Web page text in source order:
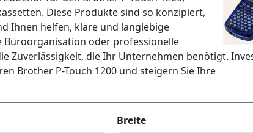
Diese Produkte sind so konzipiert,
Ihnen helfen, klare und langlebige
Büroorganisation oder professionelle
Zuverlässigkeit, die Ihr Unternehmen benötigt.
Brother P-Touch 1200 und steigern Sie Ihre
Breite